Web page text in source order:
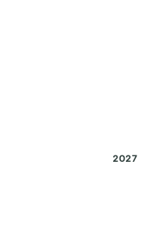
2027